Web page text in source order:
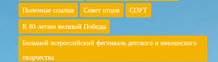
Полезные ссылки
Совет отцов
СОУТ
К 80-летию великой Победы
Большой всероссийский фестиваль детского и юношеского
творчества